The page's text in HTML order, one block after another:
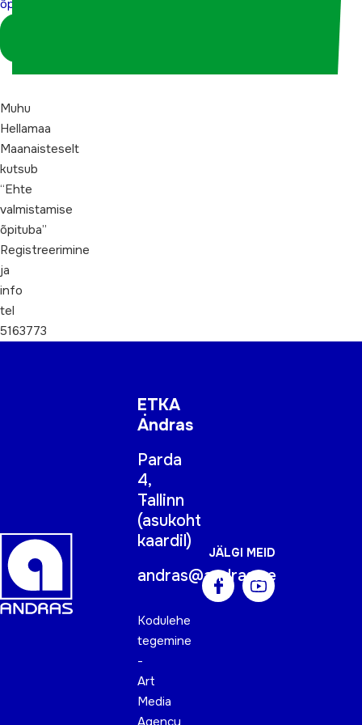
õpituba”
Muhu
Hellamaa
Maanaisteselt
kutsub
“Ehte
valmistamise
õpituba”
Registreerimine
ja
info
tel
5163773
ETKA
Andras
Parda
4,
Tallinn
(asukoht
kaardil)
andras@andras.ee
Kodulehe
tegemine
-
Art
Media
Agency
JÄLGI MEID